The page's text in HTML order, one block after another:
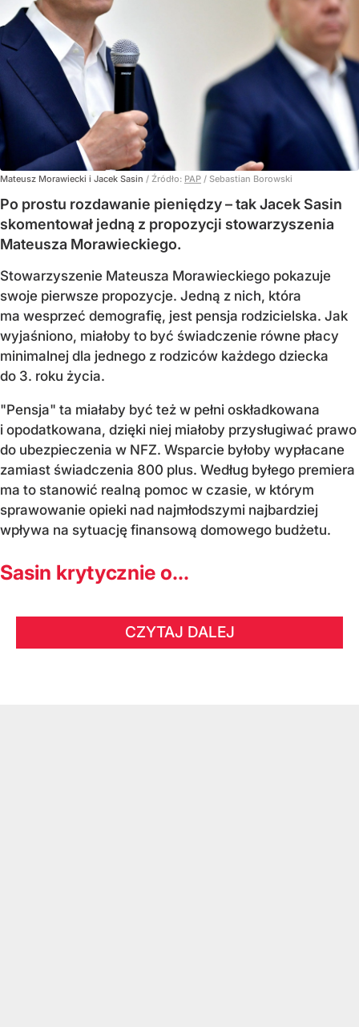
Mateusz Morawiecki i Jacek Sasin / Źródło: PAP / Sebastian Borowski
Po prostu rozdawanie pieniędzy – tak Jacek Sasin
skomentował jedną z propozycji stowarzyszenia
Mateusza Morawieckiego.
Stowarzyszenie Mateusza Morawieckiego pokazuje
swoje pierwsze propozycje. Jedną z nich, która
ma wesprzeć demografię, jest pensja rodzicielska. Jak
wyjaśniono, miałoby to być świadczenie równe płacy
minimalnej dla jednego z rodziców każdego dziecka
do 3. roku życia.
"Pensja" ta miałaby być też w pełni oskładkowana
i opodatkowana, dzięki niej miałoby przysługiwać prawo
do ubezpieczenia w NFZ. Wsparcie byłoby wypłacane
zamiast świadczenia 800 plus. Według byłego premiera
ma to stanowić realną pomoc w czasie, w którym
sprawowanie opieki nad najmłodszymi najbardziej
wpływa na sytuację finansową domowego budżetu.
Sasin krytycznie o...
CZYTAJ DALEJ